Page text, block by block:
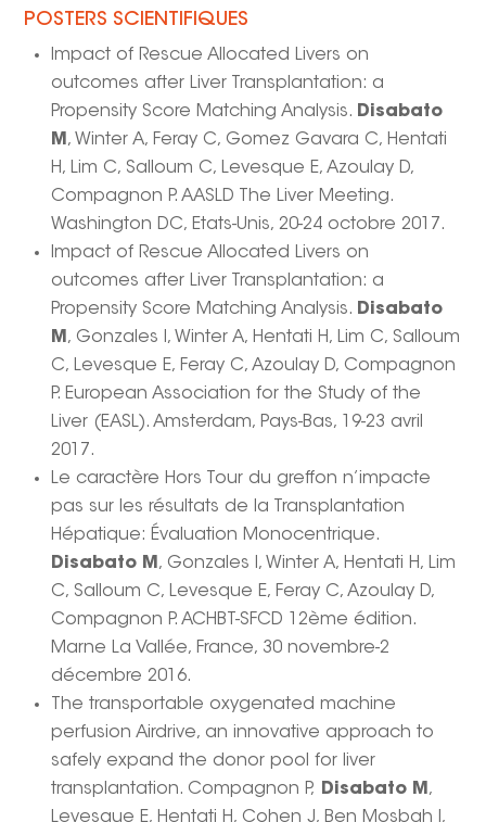
POSTERS SCIENTIFIQUES
Impact of Rescue Allocated Livers on
outcomes after Liver Transplantation: a
Propensity Score Matching Analysis. Disabato
M , Winter A, Feray C, Gomez Gavara C, Hentati
H, Lim C, Salloum C, Levesque E, Azoulay D,
Compagnon P. AASLD The Liver Meeting.
Washington DC, Etats-Unis, 20-24 octobre 2017.
Impact of Rescue Allocated Livers on
outcomes after Liver Transplantation: a
Propensity Score Matching Analysis. Disabato
M , Gonzales I, Winter A, Hentati H, Lim C, Salloum
C, Levesque E, Feray C, Azoulay D, Compagnon
P. European Association for the Study of the
Liver (EASL). Amsterdam, Pays-Bas, 19-23 avril
2017.
Le caractère Hors Tour du greffon n’impacte
pas sur les résultats de la Transplantation
Hépatique: Évaluation Monocentrique.
Disabato M , Gonzales I, Winter A, Hentati H, Lim
C, Salloum C, Levesque E, Feray C, Azoulay D,
Compagnon P. ACHBT-SFCD 12ème édition.
Marne La Vallée, France, 30 novembre-2
décembre 2016.
The transportable oxygenated machine
perfusion Airdrive, an innovative approach to
safely expand the donor pool for liver
transplantation. Compagnon P,
Disabato M ,
Levesque E, Hentati H, Cohen J, Ben Mosbah I,